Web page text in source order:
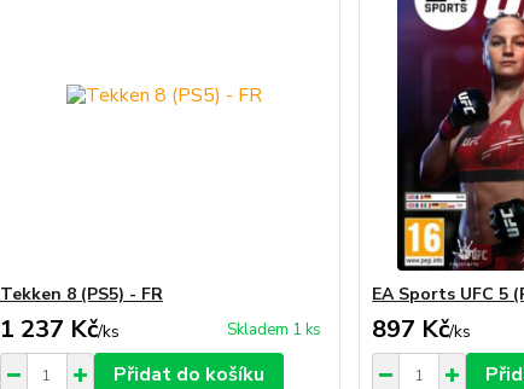
Tekken 8 (PS5) - FR
1 237 Kč/ks Skladem 1 ks
Přidat do košíku
EA Sports UFC 5
897 Kč/ks